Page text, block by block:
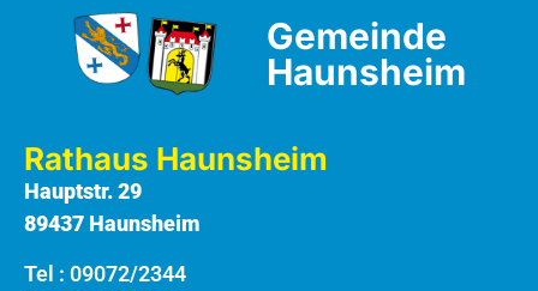
Gemeinde
Haunsheim
Rathaus Haunsheim
Hauptstr. 29
89437 Haunsheim
Tel : 09072/2344